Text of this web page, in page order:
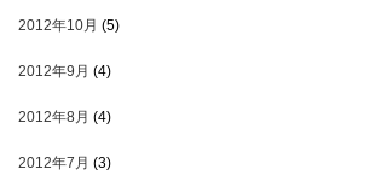
2012年10月 (5)
2012年9月 (4)
2012年8月 (4)
2012年7月 (3)